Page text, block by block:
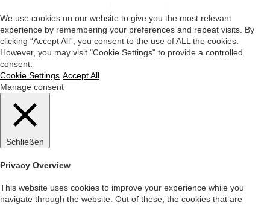
We use cookies on our website to give you the most relevant
experience by remembering your preferences and repeat visits. By
clicking “Accept All”, you consent to the use of ALL the cookies.
However, you may visit "Cookie Settings" to provide a controlled
consent.
Cookie Settings Accept All
Manage consent
Schließen
Privacy Overview
This website uses cookies to improve your experience while you
navigate through the website. Out of these, the cookies that are